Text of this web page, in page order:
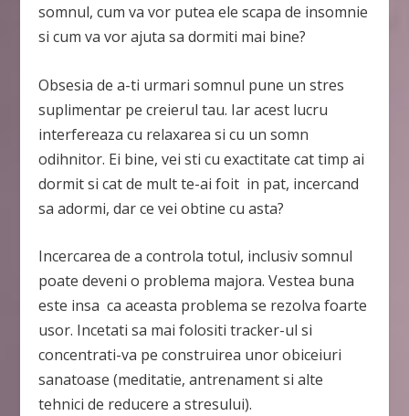
somnul, cum va vor putea ele scapa de insomnie
si cum va vor ajuta sa dormiti mai bine?
Obsesia de a-ti urmari somnul pune un stres
suplimentar pe creierul tau. Iar acest lucru
interfereaza cu relaxarea si cu un somn
odihnitor. Ei bine, vei sti cu exactitate cat timp ai
dormit si cat de mult te-ai foit in pat, incercand
sa adormi, dar ce vei obtine cu asta?
Incercarea de a controla totul, inclusiv somnul
poate deveni o problema majora. Vestea buna
este insa ca aceasta problema se rezolva foarte
usor. Incetati sa mai folositi tracker-ul si
concentrati-va pe construirea unor obiceiuri
sanatoase (meditatie, antrenament si alte
tehnici de reducere a stresului).